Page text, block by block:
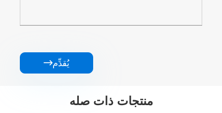
يُقدِّم
منتجات ذات صله